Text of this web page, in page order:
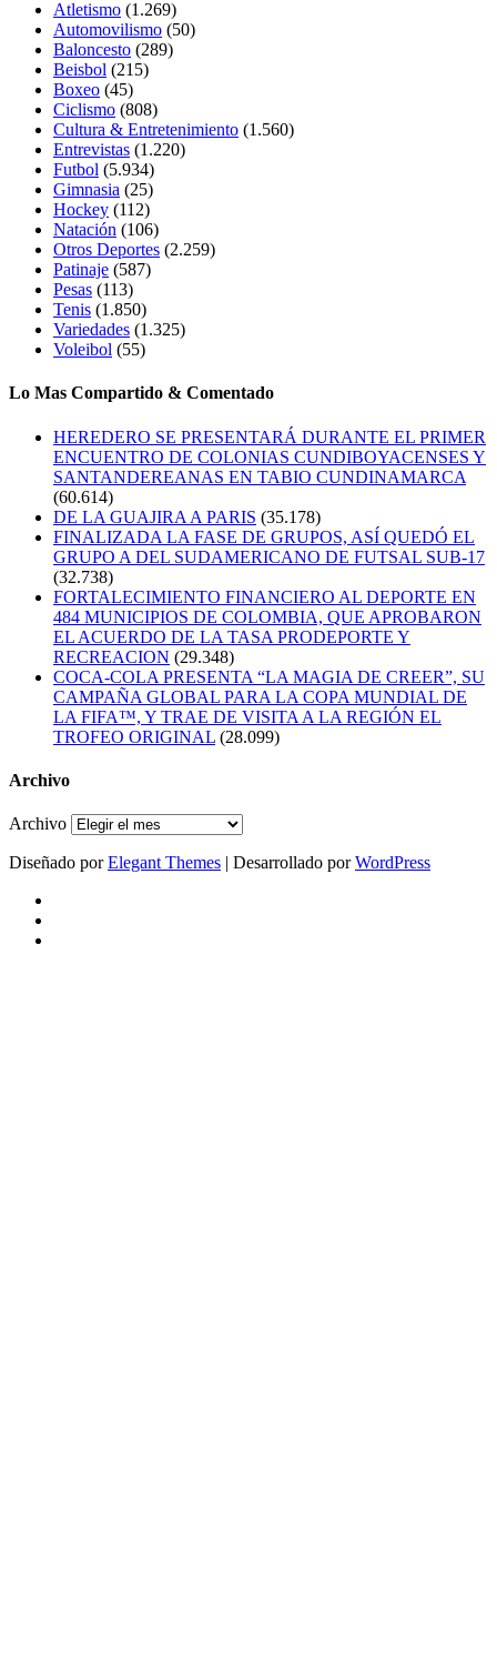
Atletismo (1.269)
Automovilismo (50)
Baloncesto (289)
Beisbol (215)
Boxeo (45)
Ciclismo (808)
Cultura & Entretenimiento (1.560)
Entrevistas (1.220)
Futbol (5.934)
Gimnasia (25)
Hockey (112)
Natación (106)
Otros Deportes (2.259)
Patinaje (587)
Pesas (113)
Tenis (1.850)
Variedades (1.325)
Voleibol (55)
Lo Mas Compartido & Comentado
HEREDERO SE PRESENTARÁ DURANTE EL PRIMER
ENCUENTRO DE COLONIAS CUNDIBOYACENSES Y
SANTANDEREANAS EN TABIO CUNDINAMARCA
(60.614)
DE LA GUAJIRA A PARIS (35.178)
FINALIZADA LA FASE DE GRUPOS, ASÍ QUEDÓ EL
GRUPO A DEL SUDAMERICANO DE FUTSAL SUB-17
(32.738)
FORTALECIMIENTO FINANCIERO AL DEPORTE EN
484 MUNICIPIOS DE COLOMBIA, QUE APROBARON
EL ACUERDO DE LA TASA PRODEPORTE Y
RECREACION (29.348)
COCA-COLA PRESENTA “LA MAGIA DE CREER”, SU
CAMPAÑA GLOBAL PARA LA COPA MUNDIAL DE
LA FIFA™, Y TRAE DE VISITA A LA REGIÓN EL
TROFEO ORIGINAL (28.099)
Archivo
Archivo
Diseñado porElegant Themes | Desarrollado porWordPress